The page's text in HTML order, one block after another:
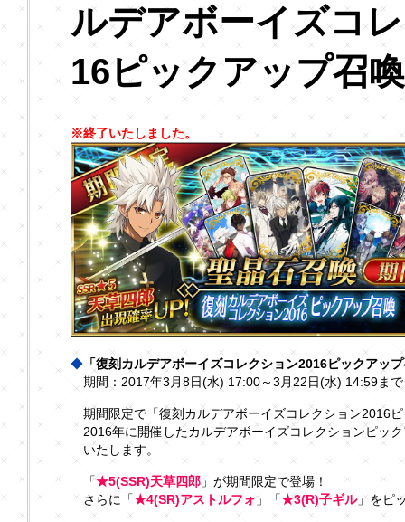
ルデアボーイズコ
16ピックアップ召
※終了いたしました。
◆ 「復刻カルデアボーイズコレクション2016ピックアッ
期間：2017年3月8日(水) 17:00～3月22日(水) 14:59まで
期間限定で「復刻カルデアボーイズコレクション2016
2016年に開催したカルデアボーイズコレクションピッ
いたします。
「★5(SSR)天草四郎」が期間限定で登場！
さらに「★4(SR)アストルフォ」「★3(R)子ギル」をピ